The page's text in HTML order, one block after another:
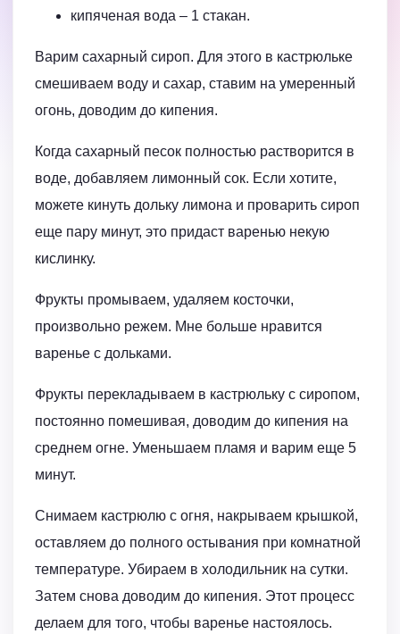
кипяченая вода – 1 стакан.
Варим сахарный сироп. Для этого в кастрюльке
смешиваем воду и сахар, ставим на умеренный
огонь, доводим до кипения.
Когда сахарный песок полностью растворится в
воде, добавляем лимонный сок. Если хотите,
можете кинуть дольку лимона и проварить сироп
еще пару минут, это придаст варенью некую
кислинку.
Фрукты промываем, удаляем косточки,
произвольно режем. Мне больше нравится
варенье с дольками.
Фрукты перекладываем в кастрюльку с сиропом,
постоянно помешивая, доводим до кипения на
среднем огне. Уменьшаем пламя и варим еще 5
минут.
Снимаем кастрюлю с огня, накрываем крышкой,
оставляем до полного остывания при комнатной
температуре. Убираем в холодильник на сутки.
Затем снова доводим до кипения. Этот процесс
делаем для того, чтобы варенье настоялось.